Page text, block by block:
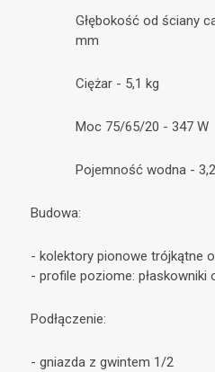
Głębokość od ściany
mm
Ciężar - 5,1 kg
Moc 75/65/20 - 347 W
Pojemność wodna -
Budowa:
- kolektory pionowe trójkątne
- profile poziome: płaskowniki
Podłączenie:
- gniazda z gwintem 1/2